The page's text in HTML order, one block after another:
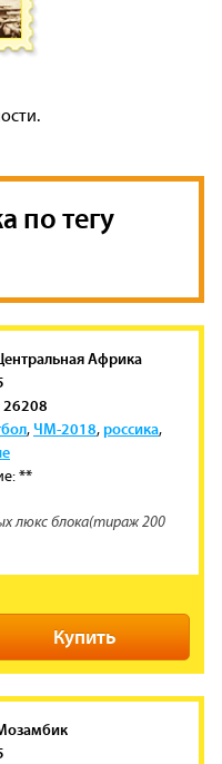
по тегу
Африка
26208
,ЧМ-2018,россика,
**
люкс блока(тираж 200
Купить